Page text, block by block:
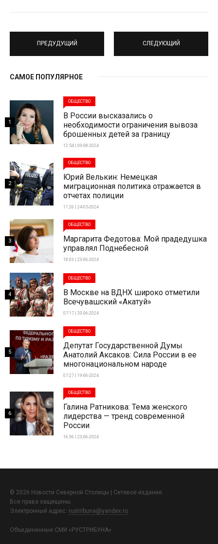
ПРЕДУДУЩИЙ СЛЕДУЮЩИЙ
САМОЕ ПОПУЛЯРНОЕ
ОБЩЕСТВО
В России высказались о
необходимости ограничения вывоза
брошенных детей за границу
12:54 | 09-08-2024
1
ОБЩЕСТВО
Юрий Велькин: Немецкая
миграционная политика отражается в
отчетах полиции
11:26 | 24-05-2024
2
ОБЩЕСТВО
Маргарита Федотова: Мой прадедушка
управлял Поднебесной
18:03 | 23-06-2024
3
ОБЩЕСТВО
В Москве на ВДНХ широко отметили
Всечувашский «Акатуй»
07:17 | 20-06-2024
4
ОБЩЕСТВО
Депутат Государственной Думы
Анатолий Аксаков: Сила России в ее
многонациональном народе
07:27 | 19-06-2024
5
ОБЩЕСТВО
Галина Ратникова: Тема женского
лидерства — тренд современной
России
16:36 | 23-06-2024
6
© 2026 Новости Северной Столицы | Сетевое издание.
Все права защищены.
Электронный адрес: rustribuna@yandex.ru
Объединенные СМИ «РУСТРИБУНА»